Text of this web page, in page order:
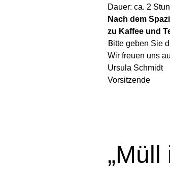
Dauer: ca. 2
Nach dem
zu Kaffee und
Bitte geben Sie
Wir freuen uns
Ursula Schmidt
Vorsitzende